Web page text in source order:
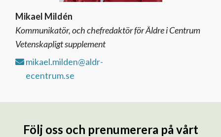
Mikael Mildén
Kommunikatör, och chefredaktör för Äldre i Centrum
Vetenskapligt supplement
mikael.milden@aldr-
ecentrum.se
Följ oss och prenumerera på vårt